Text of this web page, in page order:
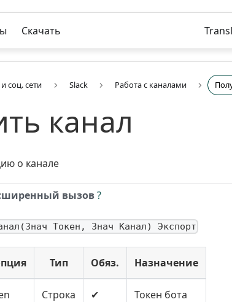
Скачать
соц. сети Slack Работа с каналами
канал
о канале
вызов?
Токен, Знач Канал) Экспорт
Тип Обяз. Назначение
Строка ✔ Токен бота